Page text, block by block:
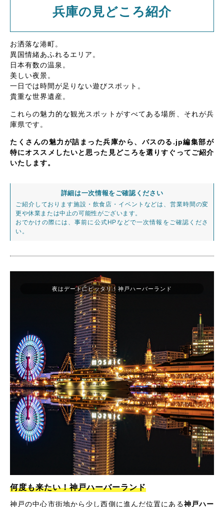
兵庫の見どころ紹介
お洒落な港町。
異国情緒あふれるエリア。
日本有数の温泉。
美しい夜景。
一日では時間が足りない遊びスポット。
貴重な世界遺産。
これらの魅力的な観光スポットがすべてある場所、それが兵
庫県です。
たくさんの魅力が詰まった兵庫から、バスのる.jp編集部が
特にオススメしたいと思った見どころを選りすぐってご紹介
いたします。
詳細は一次情報をご確認ください
ご紹介しております施設・飲食店・イベントなどは、営業時間の変
更や休業または中止の可能性がございます。
おでかけの際には、事前に公式HPなどで一次情報をご確認くださ
い。
夜はデートにピッタリ！神戸ハーバーランド
何度も来たい！神戸ハーバーランド
神戸の中心市街地から少し西側に進んだ位置にある神戸ハー